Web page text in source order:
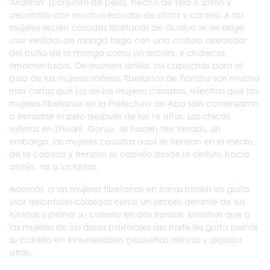
decorado con muchos escudos de plata y corales. A las
mujeres recién casadas tibetanas de Guoluo se les exige
usar vestidos de manga larga con una costura alrededor
del puño de la manga como un arcoíris, y chalecos
ornamentados. De manera similar, las capuchas para el
pelo de las mujeres solteras tibetanas de Tianzhu son mucho
más cortas que las de las mujeres casadas, mientras que las
mujeres tibetanas en la Prefectura de Aba solo comenzaron
a trenzarse el pelo después de los 16 años. Las chicas
solteras en Zhuoni, Gansu, se hacen tres trenzas, sin
embargo, las mujeres casadas aquí se trenzan en el medio
de la cabeza y trenzan su cabello desde la cintura hacia
abajo, no a los lados.
Además, a las mujeres tibetanas en zonas rurales les gusta
usar delantales coloridos como un arcoíris delante de sus
túnicas y peinar su cabello en dos trenzas. Mientras que a
las mujeres de las áreas pastorales del norte les gusta peinar
su cabello en innumerables pequeñas trenzas y dejarlas
atrás.